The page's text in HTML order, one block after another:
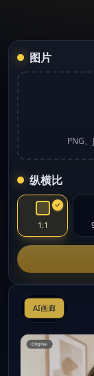
图片
PNG
纵横比
1:1
AI画廊